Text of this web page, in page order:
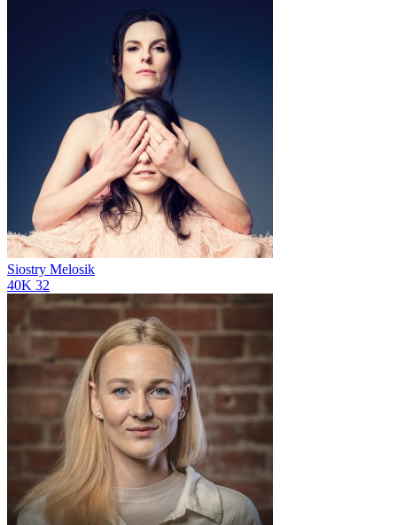
Siostry Melosik
40K 32